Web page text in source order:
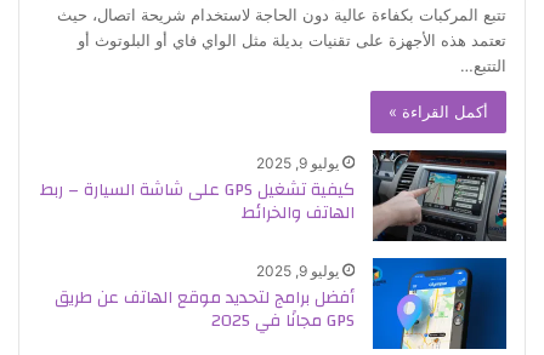
تتبع المركبات بكفاءة عالية دون الحاجة لاستخدام شريحة اتصال، حيث
تعتمد هذه الأجهزة على تقنيات بديلة مثل الواي فاي أو البلوتوث أو
التتبع…
أكمل القراءة »
يوليو 9, 2025
كيفية تشغيل GPS على شاشة السيارة – ربط
الهاتف والخرائط
يوليو 9, 2025
أفضل برامج لتحديد موقع الهاتف عن طريق
GPS مجانًا في 2025